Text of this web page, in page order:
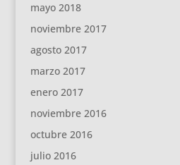
mayo 2018
noviembre 2017
agosto 2017
marzo 2017
enero 2017
noviembre 2016
octubre 2016
julio 2016